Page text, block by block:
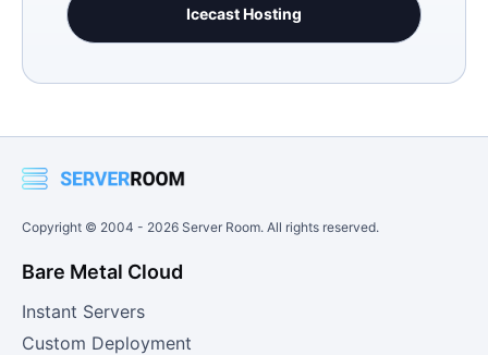
Icecast Hosting
Copyright © 2004 - 2026 Server Room. All rights reserved.
Bare Metal Cloud
Instant Servers
Custom Deployment